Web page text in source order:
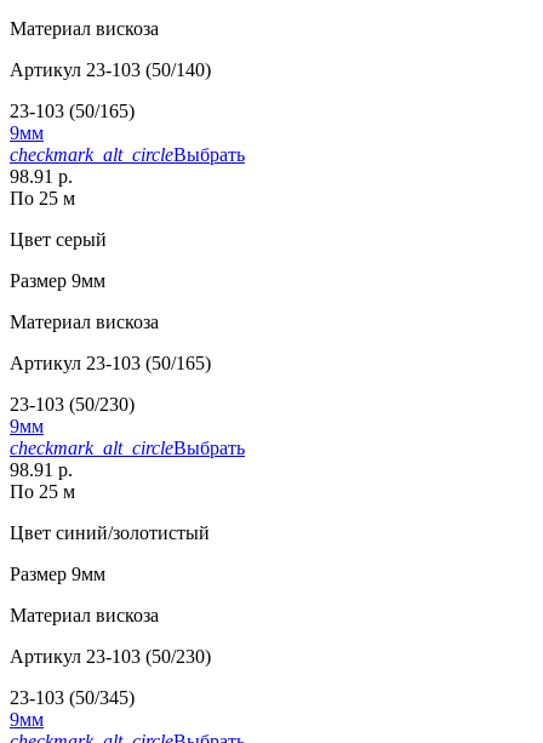
Материал вискоза
Артикул 23-103 (50/140)
23-103 (50/165)
9мм
checkmark_alt_circleВыбрать
98.91 р.
По 25 м
Цвет серый
Размер 9мм
Материал вискоза
Артикул 23-103 (50/165)
23-103 (50/230)
9мм
checkmark_alt_circleВыбрать
98.91 р.
По 25 м
Цвет синий/золотистый
Размер 9мм
Материал вискоза
Артикул 23-103 (50/230)
23-103 (50/345)
9мм